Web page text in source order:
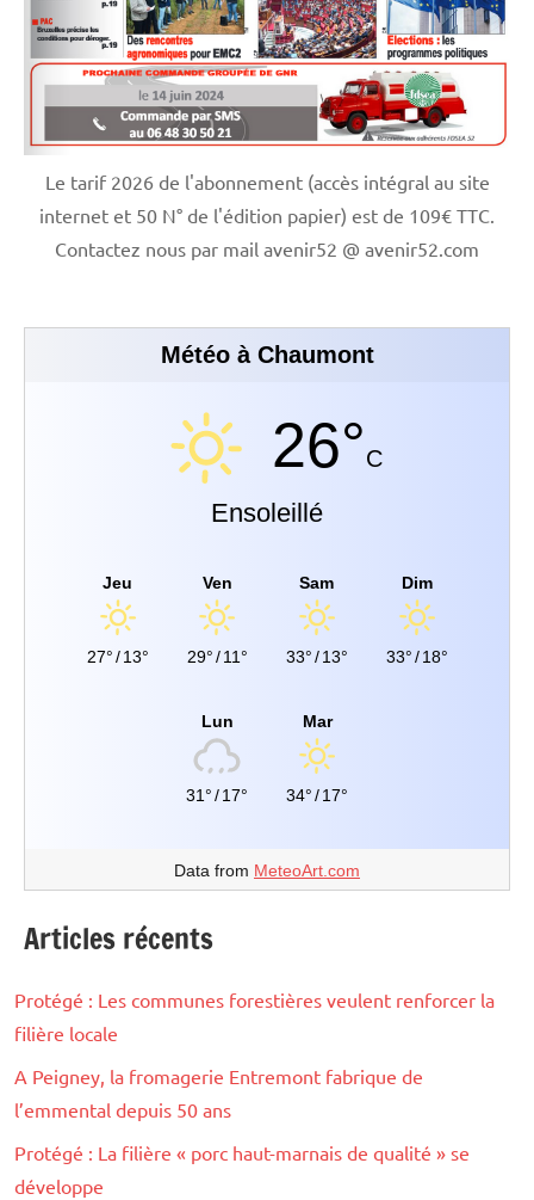
Le tarif 2026 de l'abonnement (accès intégral au site
internet et 50 N° de l'édition papier) est de 109€ TTC.
Contactez nous par mail avenir52 @ avenir52.com
Météo à Chaumont
26°C
Ensoleillé
Jeu
27°/ 13°
Ven
29°/ 11°
Sam
33°/ 13°
Dim
33°/ 18°
Lun
31°/17°
Mar
34°/17°
Data from MeteoArt.com
Articles récents
Protégé : Les communes forestières veulent renforcer la
filière locale
A Peigney, la fromagerie Entremont fabrique de
l’emmental depuis 50 ans
Protégé : La filière « porc haut-marnais de qualité » se
développe